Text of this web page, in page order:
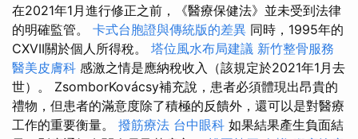
在2021年1月進行修正之前，《醫療保健法》並未受到法律
的明確監管。 卡式台胞證與傳統版的差異 同時，1995年的
CXVII關於個人所得稅。 塔位風水布局建議 新竹整骨服務
醫美皮膚科 感激之情是應納稅收入（該規定於2021年1月去
世）。 ZsomborKovácsy補充說，患者必須體現出昂貴的
禮物，但患者的滿意度除了積極的反饋外，還可以是對醫療
工作的重要衡量。 撥筋療法 台中眼科 如果結果產生負面結